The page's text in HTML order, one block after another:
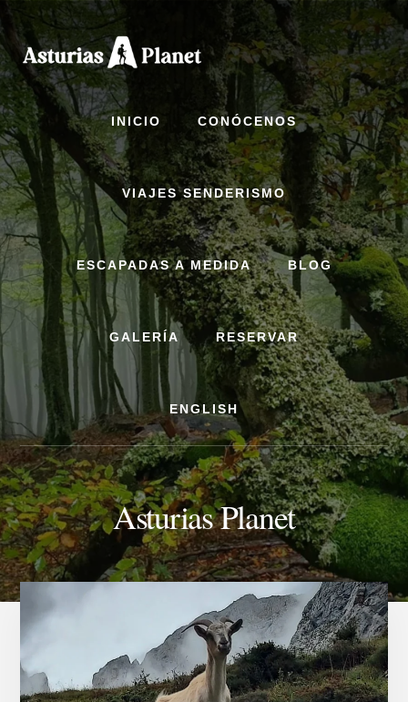
to
content
INICIO CONÓCENOS
VIAJES SENDERISMO
ESCAPADAS A MEDIDA BLOG
GALERÍA RESERVAR
ENGLISH
Asturias Planet